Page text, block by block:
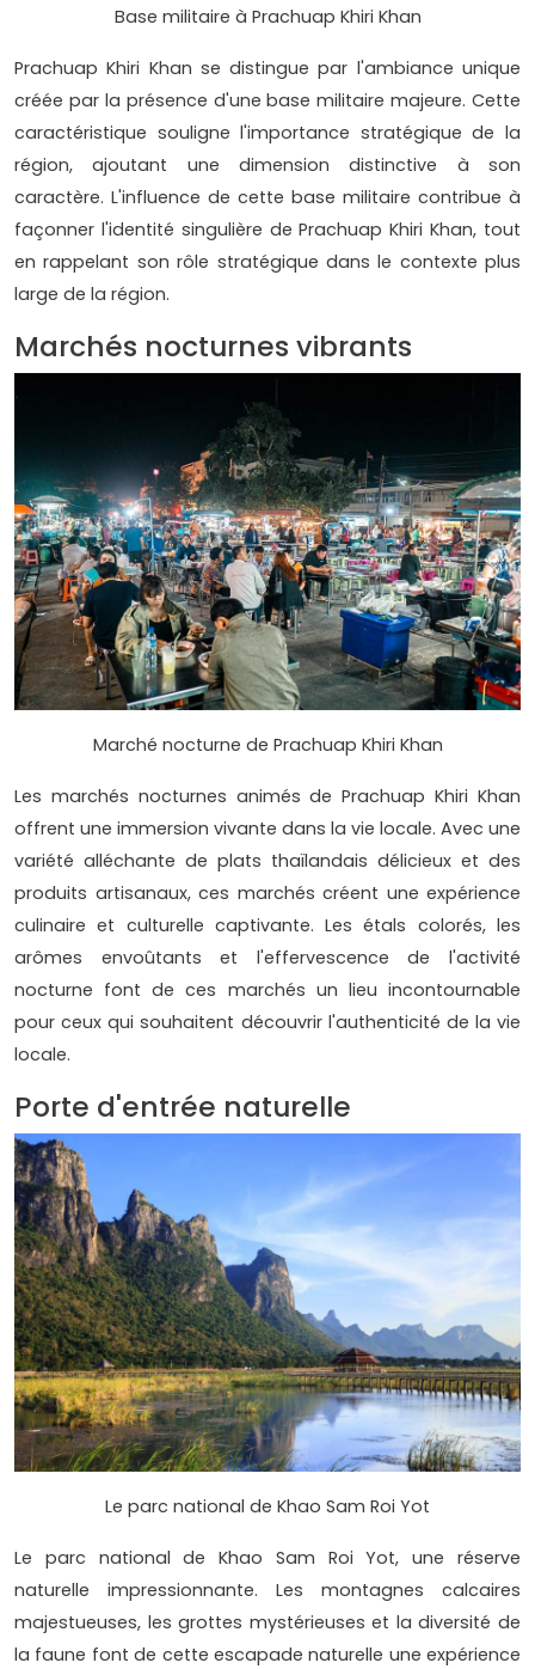
Base militaire à Prachuap Khiri Khan
Prachuap Khiri Khan se distingue par l'ambiance unique
créée par la présence d'une base militaire majeure. Cette
caractéristique souligne l'importance stratégique de la
région, ajoutant une dimension distinctive à son
caractère. L'influence de cette base militaire contribue à
façonner l'identité singulière de Prachuap Khiri Khan, tout
en rappelant son rôle stratégique dans le contexte plus
large de la région.
Marchés nocturnes vibrants
Marché nocturne de Prachuap Khiri Khan
Les marchés nocturnes animés de Prachuap Khiri Khan
offrent une immersion vivante dans la vie locale. Avec une
variété alléchante de plats thaïlandais délicieux et des
produits artisanaux, ces marchés créent une expérience
culinaire et culturelle captivante. Les étals colorés, les
arômes envoûtants et l'effervescence de l'activité
nocturne font de ces marchés un lieu incontournable
pour ceux qui souhaitent découvrir l'authenticité de la vie
locale.
Porte d'entrée naturelle
Le parc national de Khao Sam Roi Yot
Le parc national de Khao Sam Roi Yot, une réserve
naturelle impressionnante. Les montagnes calcaires
majestueuses, les grottes mystérieuses et la diversité de
la faune font de cette escapade naturelle une expérience